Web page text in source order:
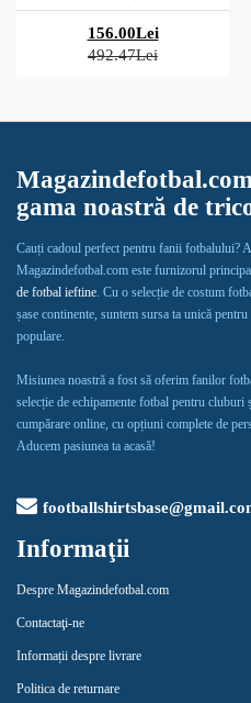
156.00Lei
492.47Lei
gama noastră de
Cauți cadoul perfect pentru fanii fotbalului?
Magazindefotbal.com este furnizorul
de fotbal ieftine. Cu o selecție de costum
șase continente, suntem sursa ta unică
populare.
Misiunea noastră a fost să oferim fanilor
selecție de echipamente fotbal pentru
cumpărare online, cu opțiuni complete de
Aducem pasiunea ta acasă!
Informaţii
Despre Magazindefotbal.com
Contactaţi-ne
Informații despre livrare
Politica de returnare